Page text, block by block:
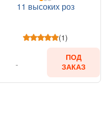
11 высоких роз
(1)
ПОД
ЗАКАЗ